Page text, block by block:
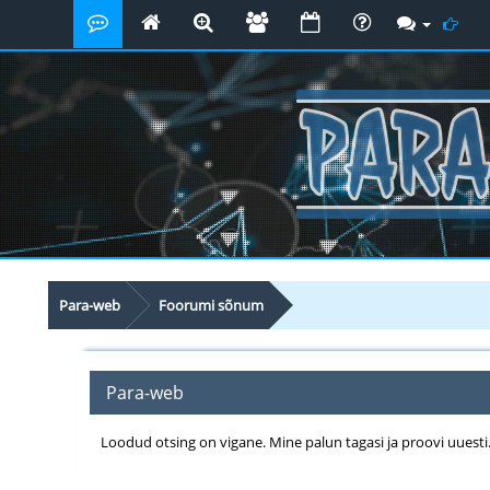
Para-web Foorumi sõnum
Para-web
Loodud otsing on vigane. Mine palun tagasi ja proovi uuesti.